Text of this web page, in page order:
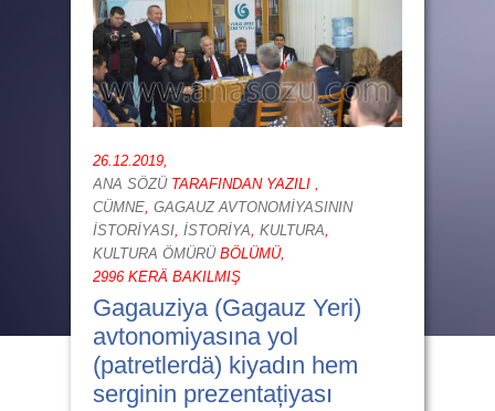
26.12.2019,
ANA SÖZÜTARAFINDAN YAZILI ,
CÜMNE GAGAUZ AVTONOMİYASININ
İSTORİYASI İSTORİYA KULTURA
KULTURA ÖMÜRÜBÖLÜMÜ,
2996 KERÄ BAKILMIŞ
Gagauziya (Gagauz Yeri)
avtonomiyasına yol
(patretlerdä) kiyadın hem
serginin prezentațiyası